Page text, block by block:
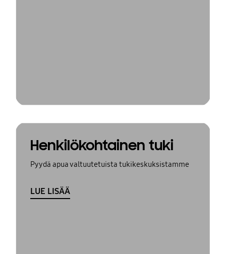
Henkilökohtainen tuki
Pyydä apua valtuutetuista tukikeskuksistamme
LUE LISÄÄ